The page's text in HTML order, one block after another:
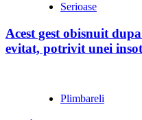
Serioase
Acest gest obisnuit
evitat, potrivit unei
Plimbareli